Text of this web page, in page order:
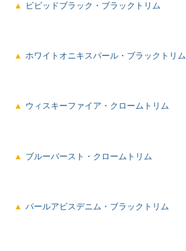
ビビッドブラック・ブラックトリム
ホワイトオニキスパール・ブラックトリム
ウィスキーファイア・クロームトリム
ブルーバースト・クロームトリム
パールアビスデニム・ブラックトリム